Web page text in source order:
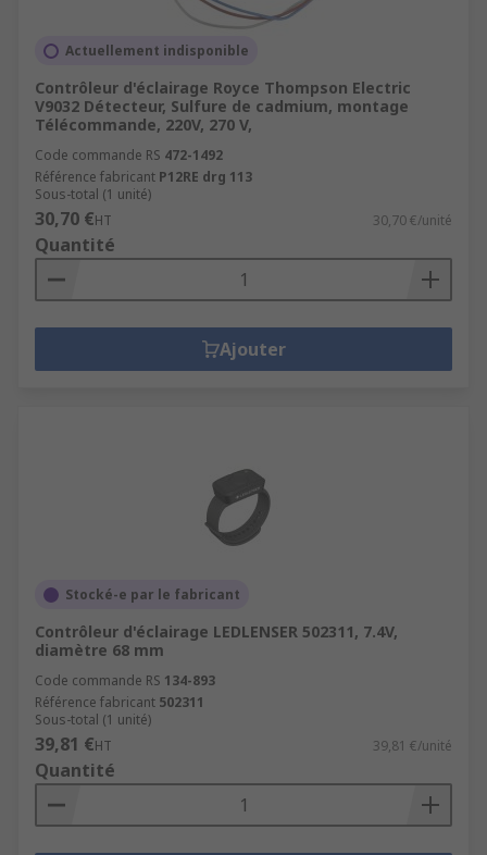
Actuellement indisponible
Contrôleur d'éclairage Royce Thompson Electric
V9032 Détecteur, Sulfure de cadmium, montage
Télécommande, 220V, 270 V,
Code commande RS 472-1492
Référence fabricant P12RE drg 113
Sous-total (1 unité)
30,70 €HT 30,70 €/unité
Quantité
Ajouter
Stocké-e par le fabricant
Contrôleur d'éclairage LEDLENSER 502311, 7.4V,
diamètre 68 mm
Code commande RS 134-893
Référence fabricant 502311
Sous-total (1 unité)
39,81 €HT 39,81 €/unité
Quantité